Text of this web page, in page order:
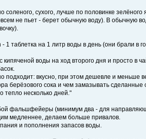
сухого, лучше по половинке
не пьет - берет обычную воду). В обычную
таблетка на 1 литр воды в день (они брали в
воды на ход второго дня и просто в
вкусно, при этом дешевле и меньше
берёзового сока и чем замазывать
тепло несколько дней."
фальшфейеры (минимум два - для
медленнее, делаем больше привалов.
и пополнения запасов воды.